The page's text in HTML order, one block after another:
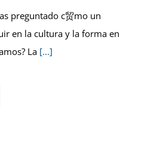
preguntado c贸mo un
en la cultura y la forma en
La[...]